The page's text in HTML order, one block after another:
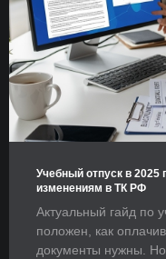
Учебный отпуск в 2025
изменениям в ТК РФ
Актуальный гайд по
положен, как
документы нужны.